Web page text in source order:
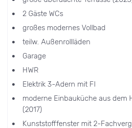
2 Gäste WCs
großes modernes Vollbad
teilw. Außenrollläden
Garage
HWR
Elektrik 3-Adern mit FI
moderne Einbauküche aus dem
(2017)
Kunststofffenster mit 2-